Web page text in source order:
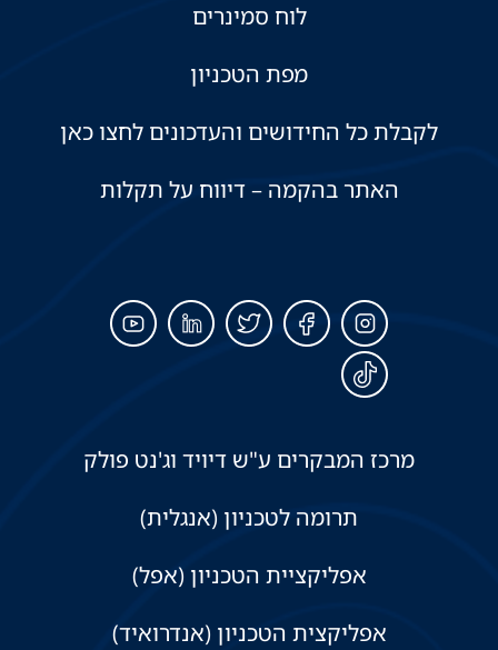
לוח סמינרים
מפת הטכניון
לקבלת כל החידושים והעדכונים לחצו כאן
האתר בהקמה – דיווח על תקלות
מרכז המבקרים ע"ש דיויד וג'נט פולק
תרומה לטכניון (אנגלית)
אפליקציית הטכניון (אפל)
אפליקצית הטכניון (אנדרואיד)